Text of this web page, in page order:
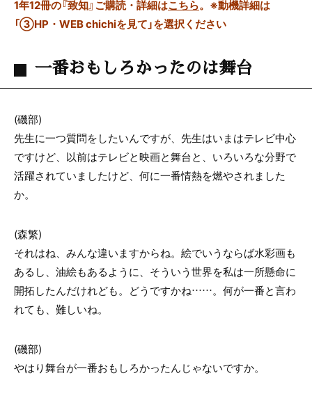
1年12冊の『致知』ご購読・詳細はこちら。 ※動機詳細は
「③HP・WEB chichiを見て」を選択ください
一番おもしろかったのは舞台
(磯部)
先生に一つ質問をしたいんですが、先生はいまはテレビ中心
ですけど、以前はテレビと映画と舞台と、いろいろな分野で
活躍されていましたけど、何に一番情熱を燃やされました
か。
(森繁)
それはね、みんな違いますからね。絵でいうならば水彩画も
あるし、油絵もあるように、そういう世界を私は一所懸命に
開拓したんだけれども。どうですかね……。何が一番と言わ
れても、難しいね。
(磯部)
やはり舞台が一番おもしろかったんじゃないですか。